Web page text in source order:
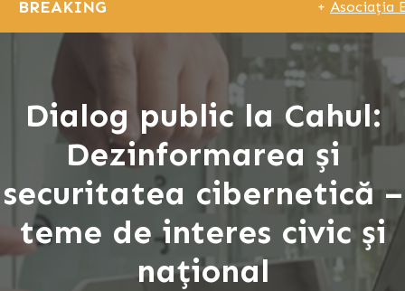
BREAKING +Asociația
Dialog public la Cahul:
Dezinformarea și
securitatea cibernetică –
teme de interes civic și
național